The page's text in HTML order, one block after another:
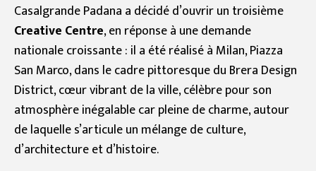
Casalgrande Padana a décidé d’ouvrir un troisième
Creative Centre, en réponse à une demande
nationale croissante : il a été réalisé à Milan, Piazza
San Marco, dans le cadre pittoresque du Brera Design
District, cœur vibrant de la ville, célèbre pour son
atmosphère inégalable car pleine de charme, autour
de laquelle s’articule un mélange de culture,
d’architecture et d’histoire.